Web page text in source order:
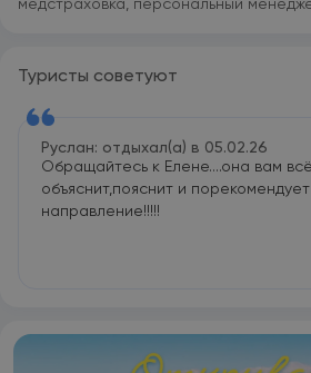
медстраховка, персональный
Туристы советуют
Руслан: отдыхал(а) в 05.02.26
Обращайтесь к Елене....она вам
объяснит,пояснит и
направление!!!!!